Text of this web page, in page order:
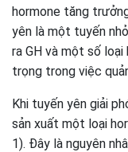
hormone tăng
yên là một tuyến
ra GH và một số loại
trọng trong việc
Khi tuyến yên giải
sản xuất một loại
1). Đây là nguyên